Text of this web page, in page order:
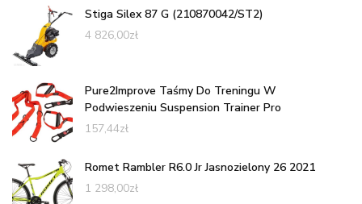
Stiga Silex 87 G (210870042/ST2)
4 826,00zł
Pure2Improve Taśmy Do Treningu W
Podwieszeniu Suspension Trainer Pro
157,44zł
Romet Rambler R6.0 Jr Jasnozielony 26 2021
1 298,00zł